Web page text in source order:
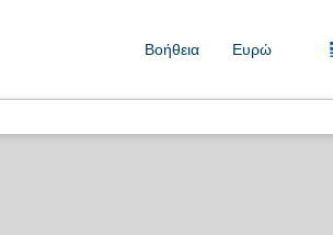
Βοήθεια Ευρώ